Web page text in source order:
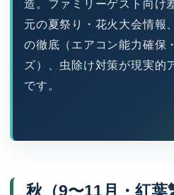
造。ファミリーゲスト向け
元の夏祭り・花火大会情報
の徹底（エアコン能力確保
ズ）、虫除け対策が現実的
です。
秋（9〜11月・紅